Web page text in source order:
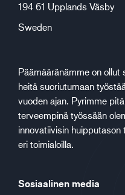
194 61 Upplands Väsby
Sweden
Päämääränämme on ollut
heitä suoriutumaan
vuoden ajan. Pyrimme
terveempinä työssään
innovatiivisin
eri toimialoilla.
Sosiaalinen media